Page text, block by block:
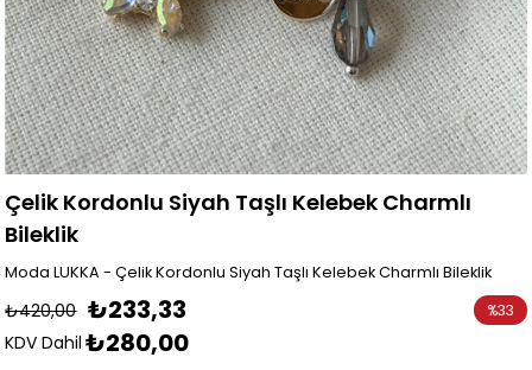
Çelik Kordonlu Siyah Taşlı Kelebek Charmlı
Bileklik
Moda LUKKA - Çelik Kordonlu Siyah Taşlı Kelebek Charmlı Bileklik
₺420,00 ₺233,33
KDV Dahil ₺280,00
%33